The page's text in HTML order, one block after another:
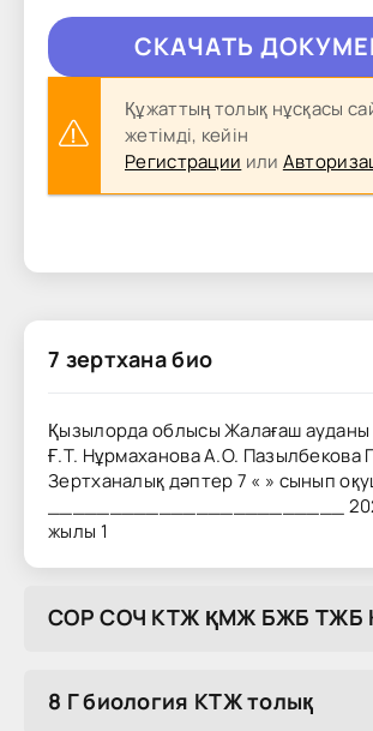
CКAЧAТЬ
Құжаттың толық нұсқасы
жетімді, кейін
Регистрации или
7 зертхана био
Қызылорда облысы Жалағаш
Ғ.Т. Нұрмаханова А.О. Пазылбекова
Зертханалық дәптер 7 « » сынып
________________________
жылы 1
COP COЧ KTЖ ҚMЖ БЖБ TЖБ
8 Г биология КТЖ толық